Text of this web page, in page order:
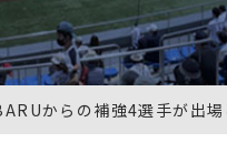
からの補強4選手が出